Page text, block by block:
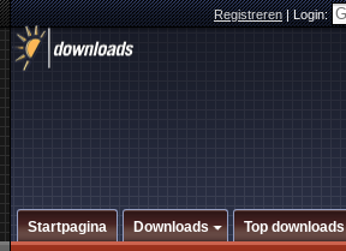
Registreren|Login:
Startpagina Downloads Top downloads